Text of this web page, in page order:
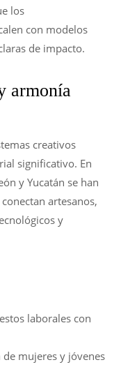
los
con modelos
de impacto.
armonía
creativos
significativo. En
y Yucatán se han
artesanos,
y
laborales con
mujeres y jóvenes